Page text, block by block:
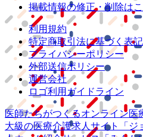
掲載情報の修正・削除は
利用規約
特定商取引法に基づく表記
プライバシーポリシー
外部送信ポリシー
運営会社
ロゴ利用ガイドライン
医師たちがつくるオンライン医
大級の医療介護求人サイト 「